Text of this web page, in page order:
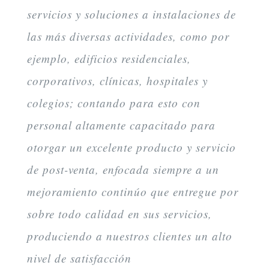
servicios y soluciones a instalaciones de
las más diversas actividades, como por
ejemplo, edificios residenciales,
corporativos, clínicas, hospitales y
colegios; contando para esto con
personal altamente capacitado para
otorgar un excelente producto y servicio
de post-venta, enfocada siempre a un
mejoramiento continúo que entregue por
sobre todo calidad en sus servicios,
produciendo a nuestros clientes un alto
nivel de satisfacción